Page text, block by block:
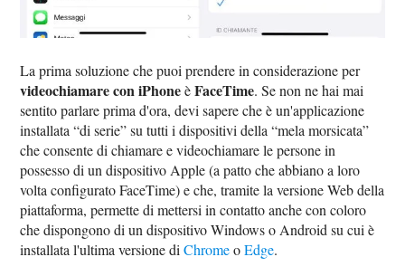
La prima soluzione che puoi prendere in considerazione per
videochiamare con iPhoneèFaceTime. Se non ne hai mai
sentito parlare prima d'ora, devi sapere che è un'applicazione
installata “di serie” su tutti i dispositivi della “mela morsicata”
che consente di chiamare e videochiamare le persone in
possesso di un dispositivo Apple (a patto che abbiano a loro
volta configurato FaceTime) e che, tramite la versione Web della
piattaforma, permette di mettersi in contatto anche con coloro
che dispongono di un dispositivo Windows o Android su cui è
installata l'ultima versione diChromeoEdge.